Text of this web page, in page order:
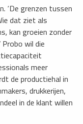
‘De grenzen tussen
dat ziet als
kan groeien zonder
wil die
meer
de productiehal in
drukkerijen,
in de klant willen